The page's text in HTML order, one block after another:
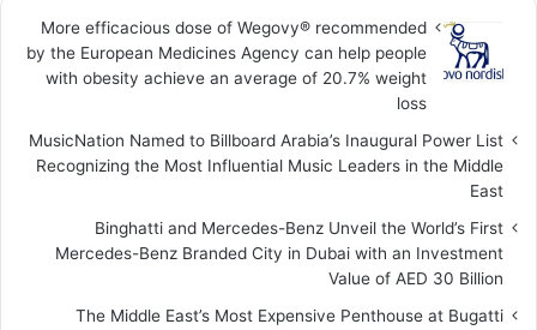
More efficacious dose of Wegovy®️ recommended
by the European Medicines Agency can help people
with obesity achieve an average of 20.7% weight
loss
MusicNation Named to Billboard Arabia’s Inaugural Power List
Recognizing the Most Influential Music Leaders in the Middle
East
Binghatti and Mercedes-Benz Unveil the World’s First
Mercedes-Benz Branded City in Dubai with an Investment
Value of AED 30 Billion
The Middle East’s Most Expensive Penthouse at Bugatti